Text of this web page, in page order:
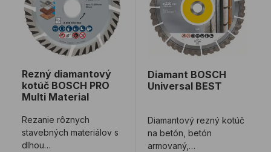
Rezný diamantový
kotúč BOSCH PRO
Multi Material
Rezanie rôznych
stavebných materiálov s
dlhou
Diamant BOSCH
Universal BEST
Diamantový rezný kotúč
na betón, betón
armovaný,